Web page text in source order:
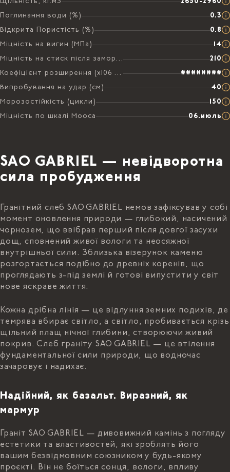
Щільність, кг.м3
2650-2960
Поглинання води (%)
0.3
Відкрита Пористість (%)
0.8
Міцність на вигин (МПа)
14
Міцність на стиск після заморожування (МПа)
210
Коефіцієнт розширення (х106 на °C)
########
Випробування на удар (см)
40
Морозостійкість (цикли)
150
Міцність по шкалі Мооса
06.июль
SAO GABRIEL — невідворотна
сила пробудження
Гранітний слеб SAO GABRIEL немов зафіксував у собі
момент оновлення природи — глибокий, насичений
чорнозем, що ввібрав перший після довгої засухи
дощ, сповнений живої вологи та неосяжної
внутрішньої сили. Зблизька візерунок каменю
розгортається подібно до древніх коренів, що
проглядають з-під землі й готові випустити у світ
нове яскраве життя.
Кожна дрібна лінія — це відлуння земних подихів, де
темрява вбирає світло, а світло, пробивається крізь
щільний плащ нічної глибини, створюючи живий
покрив. Слеб граніту SAO GABRIEL — це втілення
фундаментальної сили природи, що водночас
зачаровує і надихає.
Надійний, як базальт. Виразний, як
мармур
Граніт SAO GABRIEL — дивовижний камінь з погляду
естетики та властивостей, які зроблять його
вашим безвідмовним союзником у будь-якому
проєкті. Він не боїться сонця, вологи, впливу